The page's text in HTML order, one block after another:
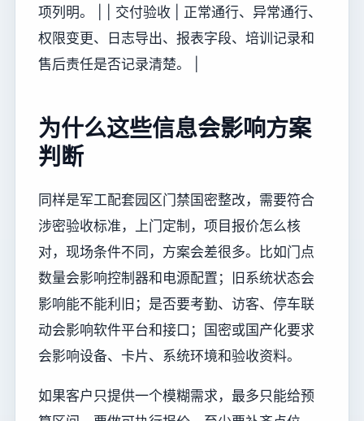
项列明。 | | 交付验收 | 正常通行、异常通行、
权限变更、日志导出、报表字段、培训记录和
售后责任是否记录清楚。 |
为什么这些信息会影响方案
判断
同样是军工配套园区门禁国密整改，需要符合
涉密验收标准，上门定制，项目报价怎么核
对，现场条件不同，方案会差很多。比如门点
数量会影响控制器和电源配置；旧系统状态会
影响能不能利旧；是否要考勤、访客、停车联
动会影响软件平台和接口；国密或国产化要求
会影响设备、卡片、系统环境和验收资料。
如果客户只提供一个模糊需求，最多只能给预